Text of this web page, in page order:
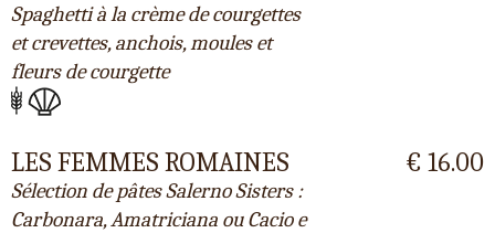
Spaghetti à la crème de courgettes
et crevettes, anchois, moules et
fleurs de courgette
LES FEMMES ROMAINES
Sélection de pâtes Salerno Sisters :
Carbonara, Amatriciana ou Cacio e
€ 16.00